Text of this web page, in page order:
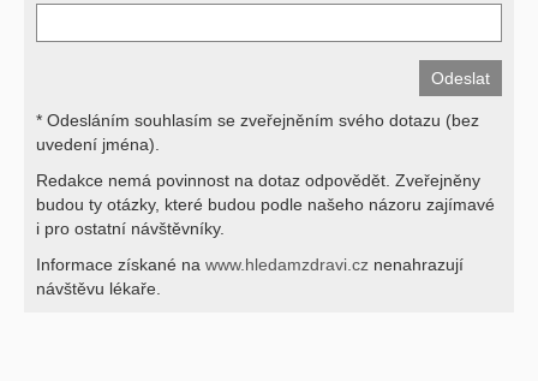
* Odesláním souhlasím se zveřejněním svého dotazu (bez
uvedení jména).
Redakce nemá povinnost na dotaz odpovědět. Zveřejněny
budou ty otázky, které budou podle našeho názoru zajímavé
i pro ostatní návštěvníky.
Informace získané na www.hledamzdravi.cz nenahrazují
návštěvu lékaře.